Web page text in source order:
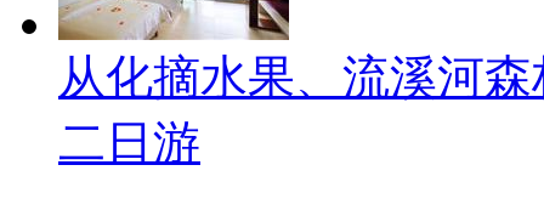
从化摘水果、流溪河
二日游